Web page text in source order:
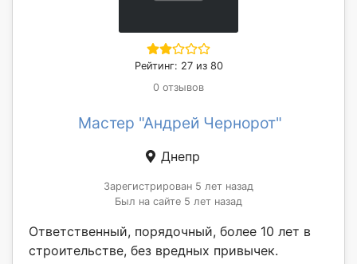
Рейтинг: 27 из 80
0 отзывов
Мастер "Андрей Чернорот"
Днепр
Зарегистрирован 5 лет назад
Был на сайте 5 лет назад
Ответственный, порядочный, более 10 лет в
строительстве, без вредных привычек.